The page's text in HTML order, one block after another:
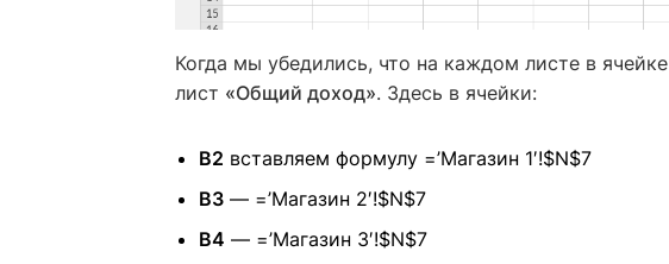
Когда мы убедились, что на каждом листе в ячейке
лист «Общий доход». Здесь в ячейки:
B2 вставляем формулу =’Магазин 1′!$N$7
B3 — =’Магазин 2′!$N$7
B4 — =’Магазин 3′!$N$7